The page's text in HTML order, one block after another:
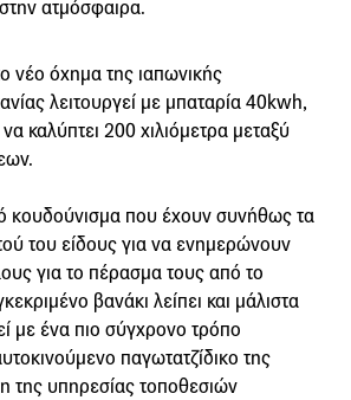
ατμόσφαιρα.
νέο όχημα της ιαπωνικής
λειτουργεί με μπαταρία 40kwh,
καλύπτει 200 χιλιόμετρα μεταξύ
κουδούνισμα που έχουν συνήθως τα
του είδους για να ενημερώνουν
για το πέρασμα τους από το
βανάκι λείπει και μάλιστα
με ένα πιο σύγχρονο τρόπο
παγωτατζίδικο της
της υπηρεσίας τοποθεσιών